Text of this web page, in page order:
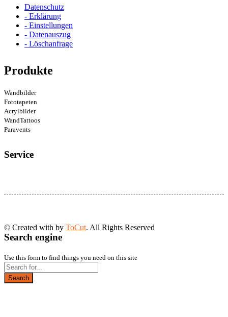
Datenschutz
- Erklärung
- Einstellungen
- Datenauszug
- Löschanfrage
Produkte
Wandbilder
Fototapeten
Acrylbilder
WandTattoos
Paravents
Service
© Created with by ToCut. All Rights Reserved
Search engine
Use this form to find things you need on this site
Search